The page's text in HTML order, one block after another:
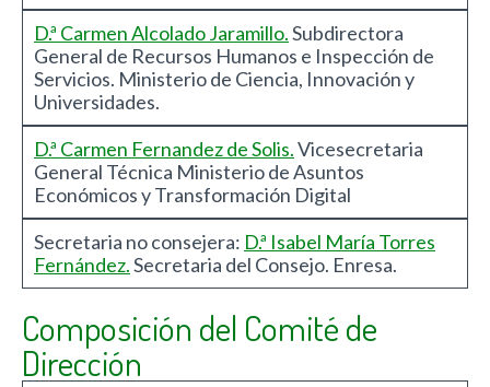
D.ª Carmen Alcolado Jaramillo.Subdirectora
General de Recursos Humanos e Inspección de
Servicios. Ministerio de Ciencia, Innovación y
Universidades.
D.ª Carmen Fernandez de Solis.Vicesecretaria
General Técnica Ministerio de Asuntos
Económicos y Transformación Digital
Secretaria no consejera: D.ª Isabel María Torres
Fernández.Secretaria del Consejo. Enresa.
Composición del Comité de
Dirección